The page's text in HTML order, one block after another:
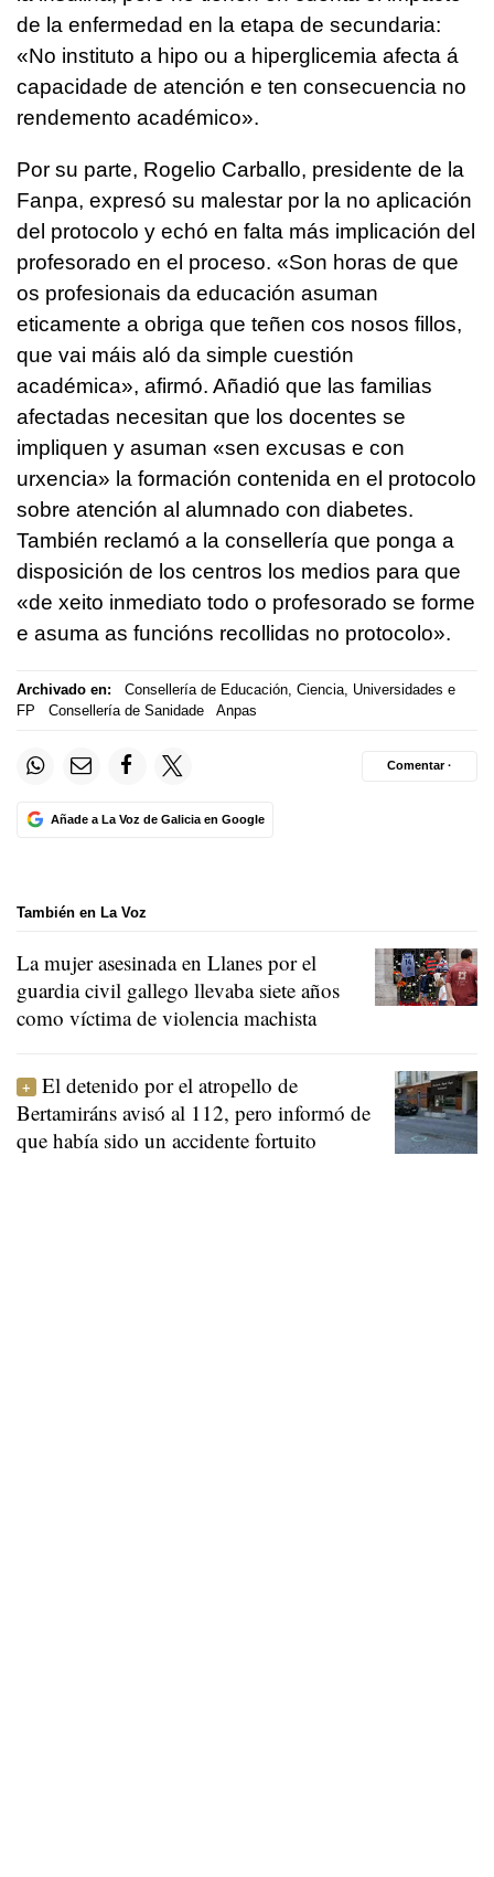
de la enfermedad en la etapa de secundaria:
«No instituto a hipo ou a hiperglicemia afecta á
capacidade de atención e ten consecuencia no
rendemento académico».
Por su parte, Rogelio Carballo, presidente de la
Fanpa, expresó su malestar por la no aplicación
del protocolo y echó en falta más implicación del
profesorado en el proceso. «Son horas de que
os profesionais da educación asuman
eticamente a obriga que teñen cos nosos fillos,
que vai máis aló da simple cuestión
académica», afirmó. Añadió que las familias
afectadas necesitan que los docentes se
impliquen y asuman «sen excusas e con
urxencia» la formación contenida en el protocolo
sobre atención al alumnado con diabetes.
También reclamó a la consellería que ponga a
disposición de los centros los medios para que
«de xeito inmediato todo o profesorado se forme
e asuma as funcións recollidas no protocolo».
Archivado en:
Consellería de Educación, Ciencia, Universidades e
FP
Consellería de Sanidade Anpas
Añade a La Voz de Galicia en Google
Comentar ·
También en La Voz
La mujer asesinada en Llanes por el
guardia civil gallego llevaba siete años
como víctima de violencia machista
El detenido por el atropello de
Bertamiráns avisó al 112, pero informó de
que había sido un accidente fortuito